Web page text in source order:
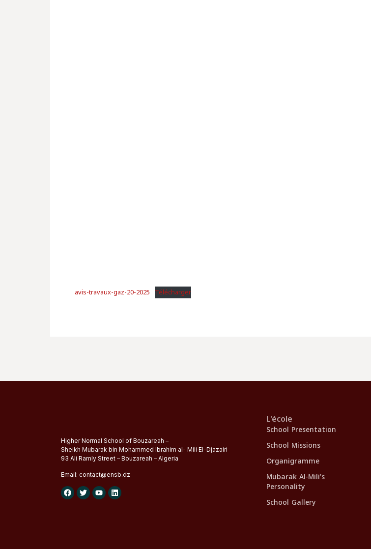
avis-travaux-gaz-20-2025 Télécharger
Higher Normal School of Bouzareah –
Sheikh Mubarak bin Mohammed Ibrahim al- Mili El-Djazairi
93 Ali Ramly Street – Bouzareah – Algeria
Email: contact@ensb.dz
L'école
School Presentation
School Missions
Organigramme
Mubarak Al-Mili’s
Personality
School Gallery